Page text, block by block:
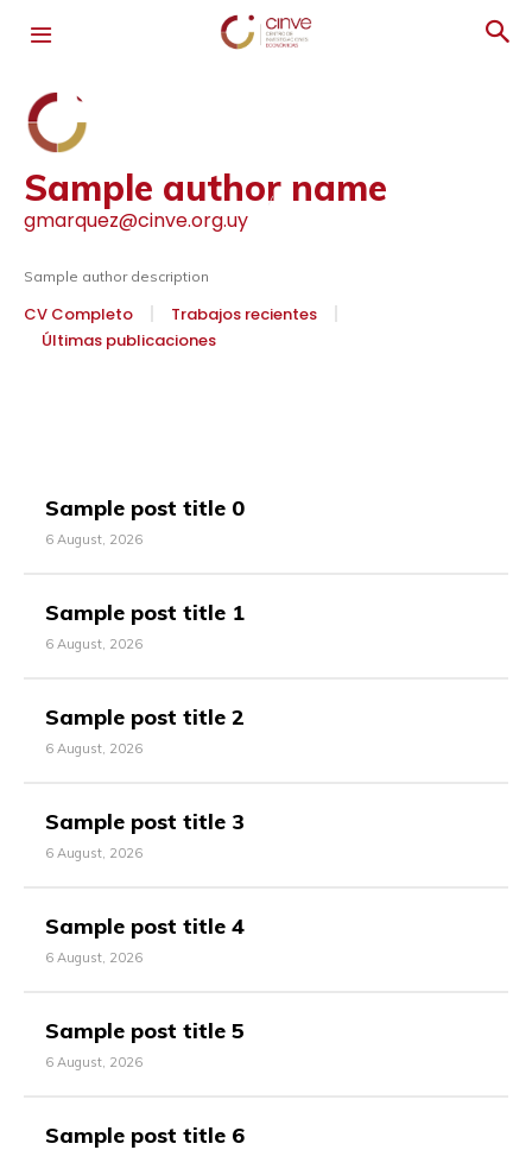
Sample author name
gmarquez@cinve.org.uy
Sample author description
CV Completo
Trabajos recientes
Últimas publicaciones
Sample post title 0
6 August, 2026
Sample post title 1
6 August, 2026
Sample post title 2
6 August, 2026
Sample post title 3
6 August, 2026
Sample post title 4
6 August, 2026
Sample post title 5
6 August, 2026
Sample post title 6